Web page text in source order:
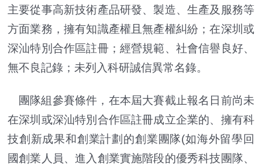
主要從事高新技術產品研發、製造、生產及服務等
方面業務，擁有知識產權且無產權糾紛；在深圳或
深汕特別合作區註冊；經營規範、社會信譽良好、
無不良記錄；未列入科研誠信異常名錄。
團隊組參賽條件，在本屆大賽截止報名日前尚未
在深圳或深汕特別合作區註冊成立企業的、擁有科
技創新成果和創業計劃的創業團隊(如海外留學回
國創業人員、進入創業實施階段的優秀科技團隊、